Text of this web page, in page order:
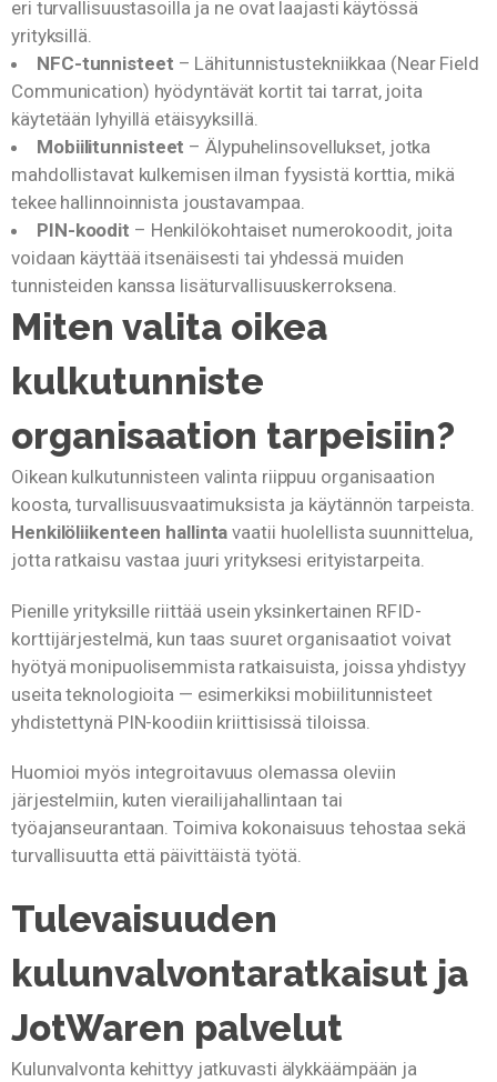
eri turvallisuustasoilla ja ne ovat laajasti käytössä
yrityksillä.
NFC-tunnisteet – Lähitunnistustekniikkaa (Near Field
Communication) hyödyntävät kortit tai tarrat, joita
käytetään lyhyillä etäisyyksillä.
Mobiilitunnisteet – Älypuhelinsovellukset, jotka
mahdollistavat kulkemisen ilman fyysistä korttia, mikä
tekee hallinnoinnista joustavampaa.
PIN-koodit – Henkilökohtaiset numerokoodit, joita
voidaan käyttää itsenäisesti tai yhdessä muiden
tunnisteiden kanssa lisäturvallisuuskerroksena.
Miten valita oikea
kulkutunniste
organisaation tarpeisiin?
Oikean kulkutunnisteen valinta riippuu organisaation
koosta, turvallisuusvaatimuksista ja käytännön tarpeista.
Henkilöliikenteen hallinta vaatii huolellista suunnittelua,
jotta ratkaisu vastaa juuri yrityksesi erityistarpeita.
Pienille yrityksille riittää usein yksinkertainen RFID-
korttijärjestelmä, kun taas suuret organisaatiot voivat
hyötyä monipuolisemmista ratkaisuista, joissa yhdistyy
useita teknologioita — esimerkiksi mobiilitunnisteet
yhdistettynä PIN-koodiin kriittisissä tiloissa.
Huomioi myös integroitavuus olemassa oleviin
järjestelmiin, kuten vierailijahallintaan tai
työajanseurantaan. Toimiva kokonaisuus tehostaa sekä
turvallisuutta että päivittäistä työtä.
Tulevaisuuden
kulunvalvontaratkaisut ja
JotWaren palvelut
Kulunvalvonta kehittyy jatkuvasti älykkäämpään ja